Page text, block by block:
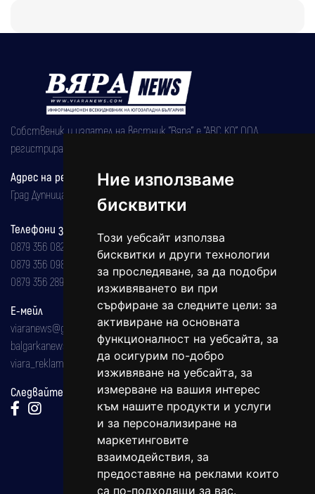
Ние използваме
бисквитки
Този уебсайт използва
бисквитки и други технологии
за проследяване, за да подобри
изживяването ви при
сърфиране за следните цели: за
активиране на основната
функционалност на уебсайта, за
да осигурим по-добро
изживяване на уебсайта, за
измерване на вашия интерес
към нашите продукти и услуги
и за персонализиране на
маркетинговите
взаимодействия, за
предоставяне на реклами които
са по-подходящи за вас.
Собственик и издател на вестник "Вяра" е "АВС КО" ООД,
регистрирана на 08.05.2002 година.
Адрес на редакцията
Град Дупница, ул.''Христо Ботев" 43
Телефони за реклама и абонаменти
0879 356 082
0879 356 098
0879 356 289
Е-мейл
viaranews@gmail.com
balgarkanews@gmail.com
viara_reklama@mail.bg
Следвайте ни: